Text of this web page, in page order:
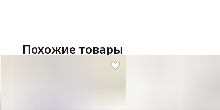
Похожие товары